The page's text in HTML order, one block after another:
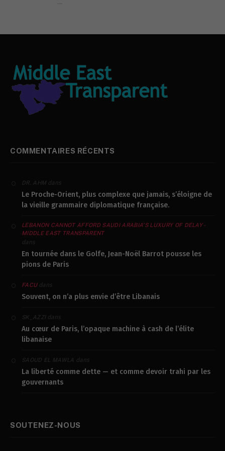
COMMENTAIRES RÉCENTS
DR. AHM dans
Le Proche-Orient, plus complexe que jamais, s’éloigne de
la vieille grammaire diplomatique française.
LEBANON CANNOT AFFORD SAUDI ARABIA’S LUXURY OF DELAY -
MIDDLE EAST TRANSPARENT
dans
En tournée dans le Golfe, Jean-Noël Barrot pousse les
pions de Paris
FACUdans
Souvent, on n’a plus envie d’être Libanais
SK_AZZIdans
Au cœur de Paris, l’opaque machine à cash de l’élite
libanaise
SAOUD EL MAWLA dans
La liberté comme dette — et comme devoir trahi par les
gouvernants
SOUTENEZ-NOUS